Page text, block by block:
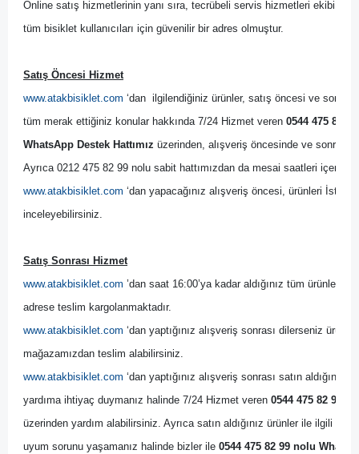
Online satış hizmetlerinin yanı sıra, tecrübeli servis hizmetleri ekibi ile
tüm bisiklet kullanıcıları için güvenilir bir adres olmuştur.
Satış Öncesi Hizmet
www.atakbisiklet.com ‘dan  ilgilendiğiniz ürünler, satış öncesi ve
tüm merak ettiğiniz konular hakkında 7/24 Hizmet veren 0544 475 82
WhatsApp Destek Hattımız üzerinden, alışveriş öncesinde ve
Ayrıca 0212 475 82 99 nolu sabit hattımızdan da mesai saatleri
www.atakbisiklet.com ‘dan yapacağınız alışveriş öncesi, ürünleri
inceleyebilirsiniz.
Satış Sonrası Hizmet
www.atakbisiklet.com ’dan saat 16:00’ya kadar aldığınız tüm ürünler,
adrese teslim kargolanmaktadır.
www.atakbisiklet.com ‘dan yaptığınız alışveriş sonrası dilerseniz
mağazamızdan teslim alabilirsiniz.
www.atakbisiklet.com ‘dan yaptığınız alışveriş sonrası satın
yardıma ihtiyaç duymanız halinde 7/24 Hizmet veren 0544 475 82 99
üzerinden yardım alabilirsiniz. Ayrıca satın aldığınız ürünler ile ilgili bir
uyum sorunu yaşamanız halinde bizler ile 0544 475 82 99 nolu